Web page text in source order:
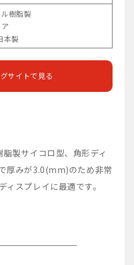
樹脂製
本製
サイトで見る
製サイコロ型、角形ディ
厚みが3.0(mm)のため非常
ィスプレイに最適です。